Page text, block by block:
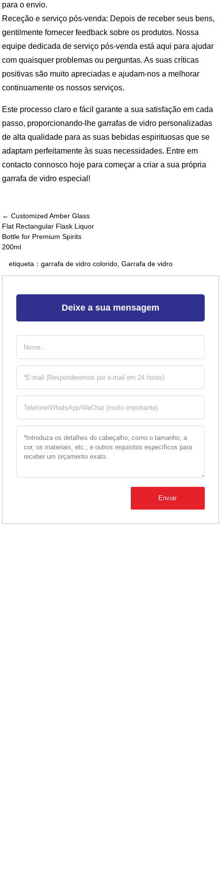
para o envio.
Receção e serviço pós-venda: Depois de receber seus bens,
gentilmente fornecer feedback sobre os produtos. Nossa
equipe dedicada de serviço pós-venda está aqui para ajudar
com quaisquer problemas ou perguntas. As suas críticas
positivas são muito apreciadas e ajudam-nos a melhorar
continuamente os nossos serviços.
Este processo claro e fácil garante a sua satisfação em cada
passo, proporcionando-lhe garrafas de vidro personalizadas
de alta qualidade para as suas bebidas espirituosas que se
adaptam perfeitamente às suas necessidades. Entre em
contacto connosco hoje para começar a criar a sua própria
garrafa de vidro especial!
← Customized Amber Glass
Flat Rectangular Flask Liquor
Bottle for Premium Spirits
200ml
etiqueta： garrafa de vidro colorido, Garrafa de vidro
Deixe a sua mensagem
Enviar